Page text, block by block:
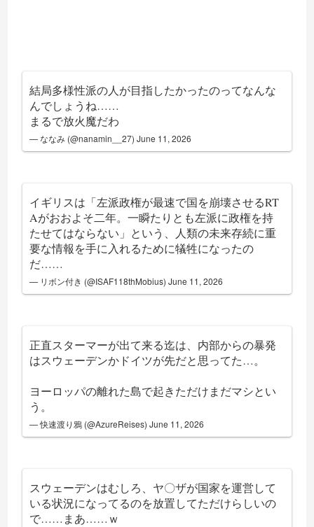
結局多様性派の人が目指したかったのってなんな
んでしょうね……
まるで放火魔だわ
— ななみ (@nanamin__27)June 11, 2026
イギリスは「左派政権が最速で国を崩壊させるRT
Aがおおよそ二年。一瞬たりとも左派に政権を持
たせてはならない」という、人類の未来存続に重
要な情報を手に入れるために犠牲になったの
だ……
— リボン付き (@ISAF118thMobius)June 11, 2026
正直スターマーが出て来る迄は、内部からの暴発
はスウェーデンかドイツが先だと思ってた…。
ヨーロッパの離れた島で起きただけまだマシとい
う。
— 快速渡り鴉 (@AzureReises)June 11, 2026
スウェーデンはむしろ、ヤ〇ザが国家を運営して
いる状況になってるのを放置してただけらしいの
で……まあ……ｗ